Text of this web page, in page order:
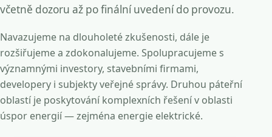
včetně dozoru až po finální uvedení do provozu.
Navazujeme na dlouholeté zkušenosti, dále je
rozšiřujeme a zdokonalujeme. Spolupracujeme s
významnými investory, stavebními firmami,
developery i subjekty veřejné správy. Druhou páteřní
oblastí je poskytování komplexních řešení v oblasti
úspor energií — zejména energie elektrické.